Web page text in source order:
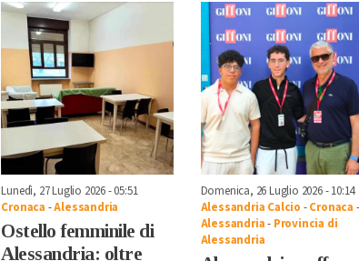
Lunedì, 27 Luglio 2026 - 05:51
Cronaca -Alessandria
Ostello femminile di
Alessandria: oltre
Domenica, 26 Luglio 2026 - 10:14
Alessandria Calcio -Cronaca -
Alessandria- Provincia di
Alessandria